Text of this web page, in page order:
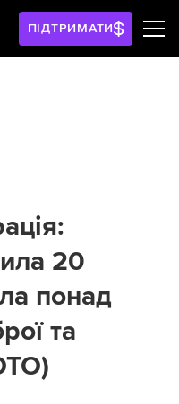
ПІДТРИМАТИ
20
понад
та